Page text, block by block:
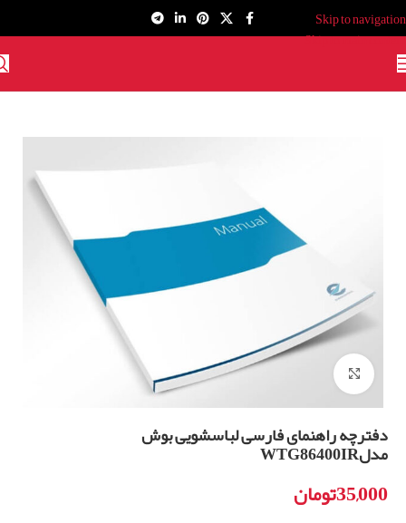
Skip to navigation
Skip to main content
برای بزرگنمایی کلیک کنید
دفترچه راهنمای فارسی لباسشویی بوش
مدلWTG86400IR
35,000تومان